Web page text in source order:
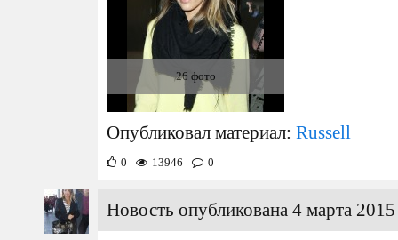
26 фото
Опубликовал материал: Russell
0 13946 0
Новость опубликована 4 марта